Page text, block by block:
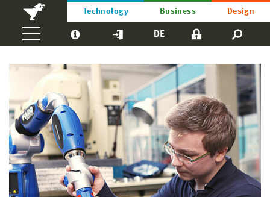
Technology Business Design
DE